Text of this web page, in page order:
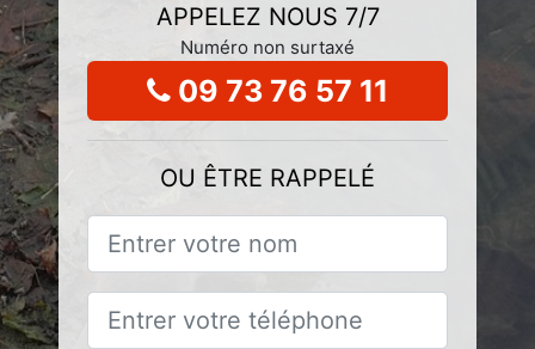
APPELEZ NOUS 7/7
Numéro non surtaxé
09 73 76 57 11
OU ÊTRE RAPPELÉ